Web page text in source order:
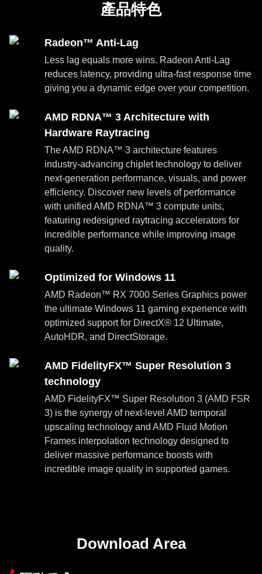
產品特色
Radeon™ Anti-Lag
Less lag equals more wins. Radeon Anti-Lag
reduces latency, providing ultra-fast response time
giving you a dynamic edge over your competition.
AMD RDNA™ 3 Architecture with
Hardware Raytracing
The AMD RDNA™ 3 architecture features
industry-advancing chiplet technology to deliver
next-generation performance, visuals, and power
efficiency. Discover new levels of performance
with unified AMD RDNA™ 3 compute units,
featuring redesigned raytracing accelerators for
incredible performance while improving image
quality.
Optimized for Windows 11
AMD Radeon™ RX 7000 Series Graphics power
the ultimate Windows 11 gaming experience with
optimized support for DirectX® 12 Ultimate,
AutoHDR, and DirectStorage.
AMD FidelityFX™ Super Resolution 3
technology
AMD FidelityFX™ Super Resolution 3 (AMD FSR
3) is the synergy of next-level AMD temporal
upscaling technology and AMD Fluid Motion
Frames interpolation technology designed to
deliver massive performance boosts with
incredible image quality in supported games.
Download Area